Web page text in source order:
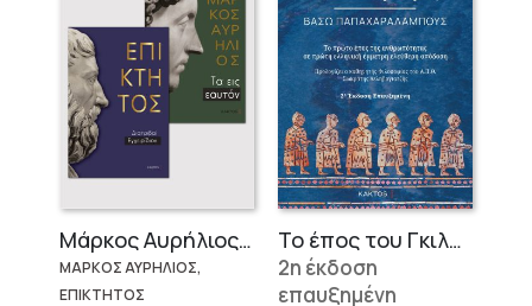
Μάρκος Αυρήλιος & Επίκτητος (Επίτομα)
ΜΑΡΚΟΣ ΑΥΡΗΛΙΟΣ,
ΕΠΙΚΤΗΤΟΣ
Το έπος του Γκιλγκαμές
2η έκδοση
επαυξημένη